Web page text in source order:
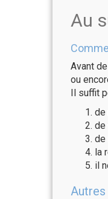
Au
Avant
ou
Il suffit
de
de
de
la
il